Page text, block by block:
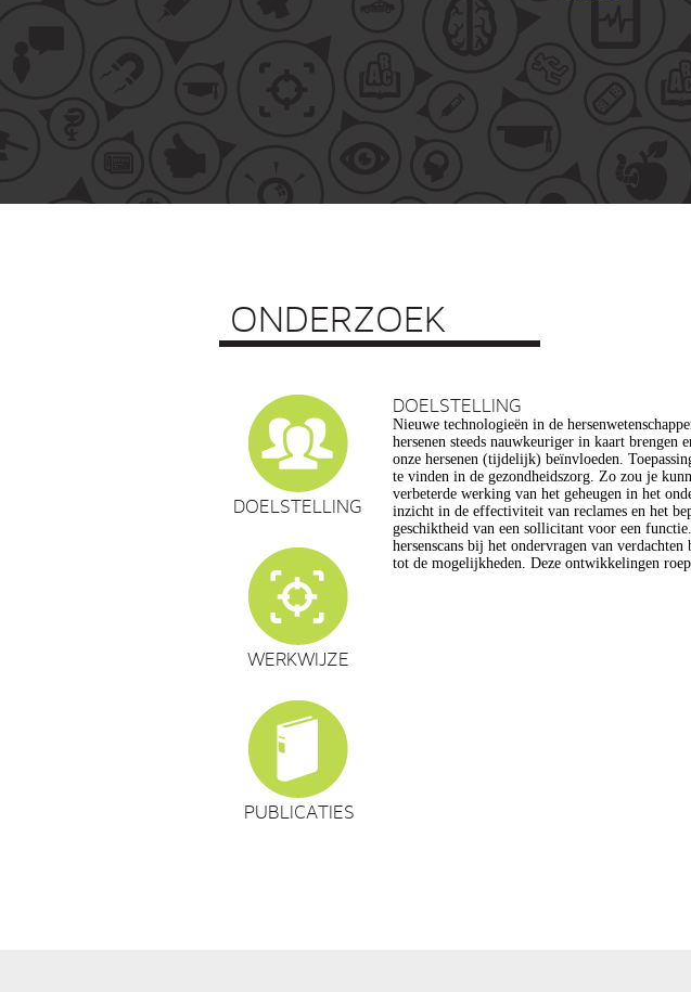
ONDERZOEK
DOELSTELLING
WERKWIJZE
PUBLICATIES
DOELSTELLING
Nieuwe technologieën in de
hersenen steeds nauwkeuriger in kaart brengen
onze hersenen (tijdelijk) beïnvloeden.
te vinden in de gezondheidszorg. Zo zou je
verbeterde werking van het geheugen in het
inzicht in de effectiviteit van reclames en het
geschiktheid van een sollicitant voor een
hersenscans bij het ondervragen van verdachten
tot de mogelijkheden. Deze ontwikkelingen
vragen op, onder meer op het gebied van de
privacy, gelijkheid, stigmatisering),
en veranderingen in ons normen en waarden
commerciële toepassing van een aantal van
een extra reden voor zorg. Het doel van dit
maatschappelijk verantwoorde ontwikkeling van
de hersenwetenschappen te realiseren,